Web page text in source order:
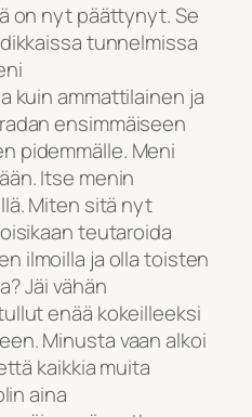
on nyt päättynyt. Se
tunnelmissa
kuin ammattilainen ja
ensimmäiseen
pidemmälle. Meni
Itse menin
Miten sitä nyt
teutaroida
ilmoilla ja olla toisten
Jäi vähän
enää kokeilleeksi
Minusta vaan alkoi
kaikkia muita
aina